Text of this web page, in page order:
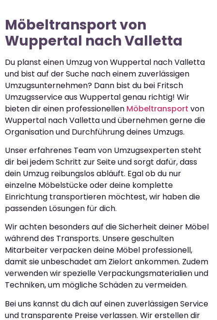
Möbeltransport von
Wuppertal nach Valletta
Du planst einen Umzug von Wuppertal nach Valletta
und bist auf der Suche nach einem zuverlässigen
Umzugsunternehmen? Dann bist du bei Fritsch
Umzugsservice aus Wuppertal genau richtig! Wir
bieten dir einen professionellen Möbeltransport von
Wuppertal nach Valletta und übernehmen gerne die
Organisation und Durchführung deines Umzugs.
Unser erfahrenes Team von Umzugsexperten steht
dir bei jedem Schritt zur Seite und sorgt dafür, dass
dein Umzug reibungslos abläuft. Egal ob du nur
einzelne Möbelstücke oder deine komplette
Einrichtung transportieren möchtest, wir haben die
passenden Lösungen für dich.
Wir achten besonders auf die Sicherheit deiner Möbel
während des Transports. Unsere geschulten
Mitarbeiter verpacken deine Möbel professionell,
damit sie unbeschadet am Zielort ankommen. Zudem
verwenden wir spezielle Verpackungsmaterialien und
Techniken, um mögliche Schäden zu vermeiden.
Bei uns kannst du dich auf einen zuverlässigen Service
und transparente Preise verlassen. Wir erstellen dir